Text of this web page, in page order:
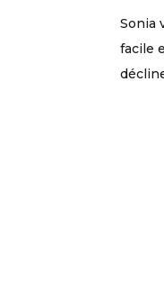
Sonia
facile